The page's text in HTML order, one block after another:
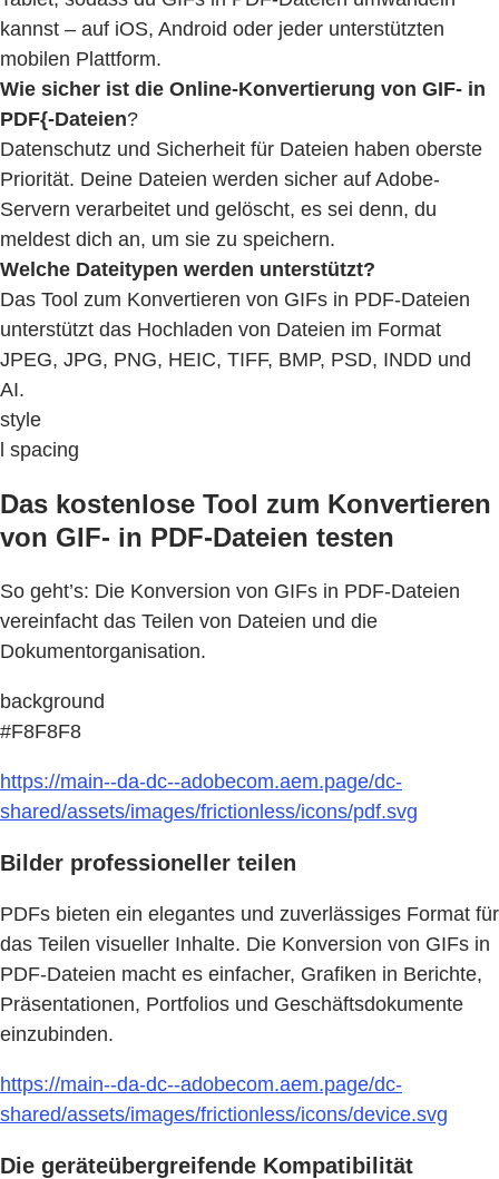
kannst – auf iOS, Android oder jeder unterstützten
mobilen Plattform.
Wie sicher ist die Online-Konvertierung von GIF- in
PDF{-Dateien?
Datenschutz und Sicherheit für Dateien haben oberste
Priorität. Deine Dateien werden sicher auf Adobe-
Servern verarbeitet und gelöscht, es sei denn, du
meldest dich an, um sie zu speichern.
Welche Dateitypen werden unterstützt?
Das Tool zum Konvertieren von GIFs in PDF-Dateien
unterstützt das Hochladen von Dateien im Format
JPEG, JPG, PNG, HEIC, TIFF, BMP, PSD, INDD und
AI.
style
l spacing
Das kostenlose Tool zum Konvertieren
von GIF- in PDF-Dateien testen
So geht’s: Die Konversion von GIFs in PDF-Dateien
vereinfacht das Teilen von Dateien und die
Dokumentorganisation.
background
#F8F8F8
https://main--da-dc--adobecom.aem.page/dc-
shared/assets/images/frictionless/icons/pdf.svg
Bilder professioneller teilen
PDFs bieten ein elegantes und zuverlässiges Format für
das Teilen visueller Inhalte. Die Konversion von GIFs in
PDF-Dateien macht es einfacher, Grafiken in Berichte,
Präsentationen, Portfolios und Geschäftsdokumente
einzubinden.
https://main--da-dc--adobecom.aem.page/dc-
shared/assets/images/frictionless/icons/device.svg
Die geräteübergreifende Kompatibilität